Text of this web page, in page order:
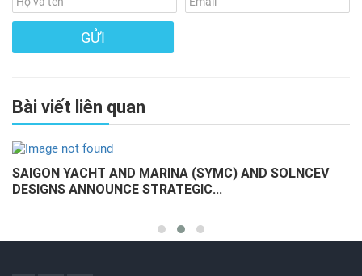
Bài viết liên quan
🌊 KHÔNG CHỈ LÀ ĐỐI THỦ CỦA LÝ TIỂU LONG...